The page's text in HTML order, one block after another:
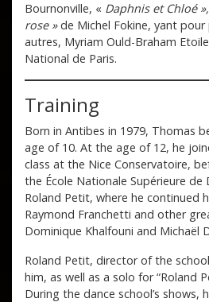
Bournonville, « Daphnis et Chloé
rose »de Michel Fokine, yant
autres, Myriam Ould-Braham
National de Paris.
Training
Born in Antibes in 1979, Thomas
age of 10. At the age of 12, he
class at the Nice Conservatoire,
the École Nationale Supérieure de
Roland Petit, where he continued
Raymond Franchetti and other
Dominique Khalfouni and Michaël
Roland Petit, director of the
him, as well as a solo for “Roland
During the dance school’s shows,